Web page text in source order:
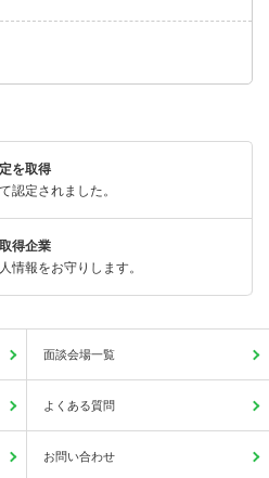
を取得
認定されました。
得企業
情報をお守りします。
面談会場一覧
よくある質問
お問い合わせ